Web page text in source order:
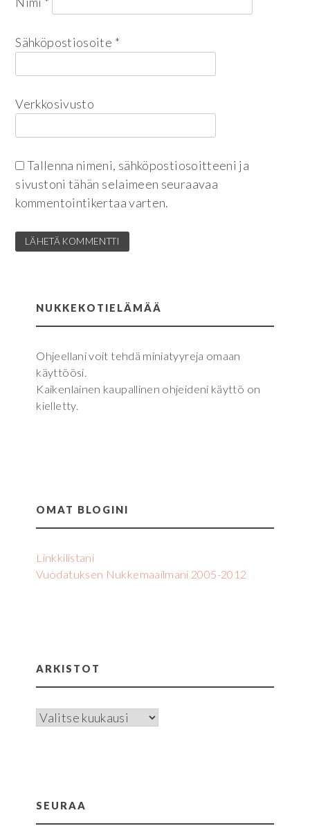
Sähköpostiosoite *
Verkkosivusto
Tallenna nimeni, sähköpostiosoitteeni ja
sivustoni tähän selaimeen seuraavaa
kommentointikertaa varten.
NUKKEKOTIELÄMÄÄ
Ohjeellani voit tehdä miniatyyreja omaan
käyttöösi.
Kaikenlainen kaupallinen ohjeideni käyttö on
kielletty.
OMAT BLOGINI
Linkkilistani
Vuodatuksen Nukkemaailmani 2005-2012
ARKISTOT
Arkistot
SEURAA